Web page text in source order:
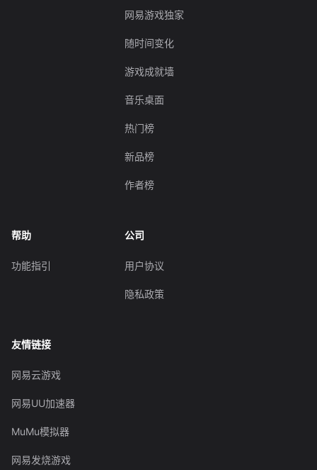
网易游戏独家
随时间变化
游戏成就墙
音乐桌面
热门榜
新品榜
作者榜
帮助
功能指引
公司
用户协议
隐私政策
友情链接
网易云游戏
网易UU加速器
MuMu模拟器
网易发烧游戏